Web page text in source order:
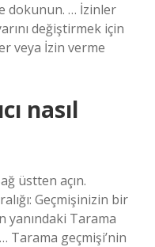
dokunun. … İzinler
değiştirmek için
veya İzin verme
nasıl
üstten açın.
Geçmişinizin bir
yanındaki Tarama
Tarama geçmişi’nin